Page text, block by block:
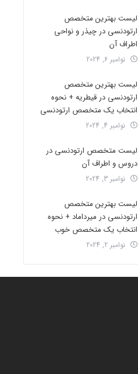
لیست بهترین متخصص
ارتودنسی در چیذر و نواحی
اطراف آن
نوامبر 6, 2024
لیست بهترین متخصص
ارتودنسی در قیطریه + نحوه
انتخاب یک متخصص ارتودنسی
نوامبر 4, 2024
لیست متخصص ارتودنسی در
دروس و اطراف آن
نوامبر 3, 2024
لیست بهترین متخصص
ارتودنسی در میرداماد + نحوه
انتخاب یک متخصص خوب
نوامبر 2, 2024